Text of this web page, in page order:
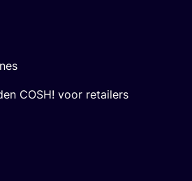
COSH! voor retailers